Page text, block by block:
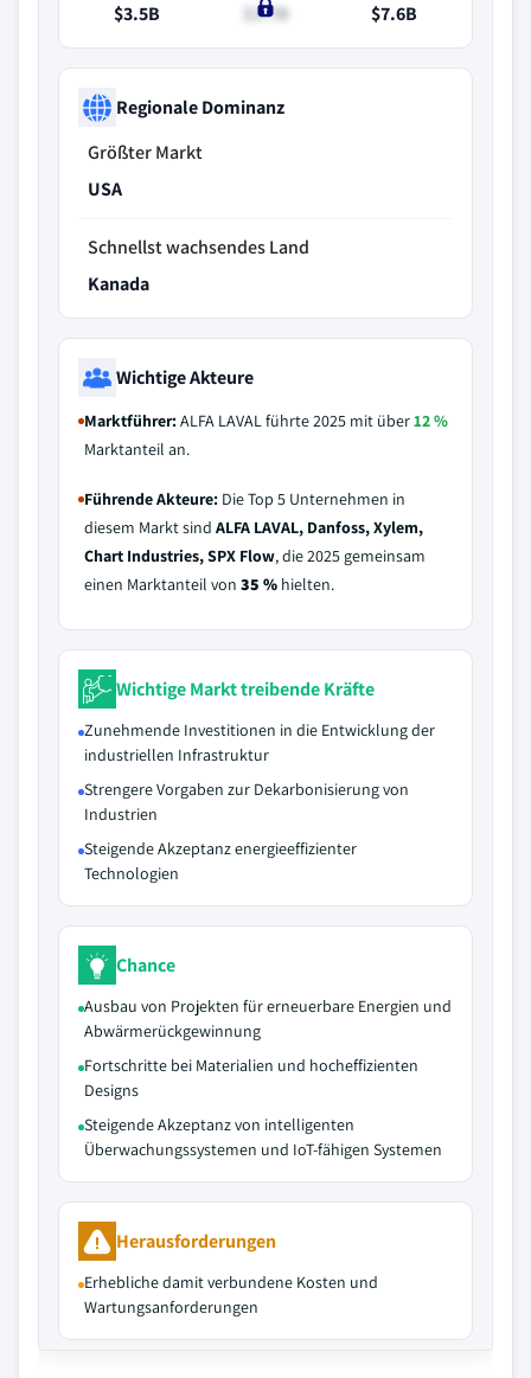
$3.5B
$3.7B
$7.6B
Regionale Dominanz
Größter Markt
USA
Schnellst wachsendes Land
Kanada
Wichtige Akteure
Marktführer:ALFA LAVAL führte 2025 mit über12 %
Marktanteil an.
Führende Akteure: Die Top 5 Unternehmen in
diesem Markt sind ALFA LAVAL, Danfoss, Xylem,
Chart Industries, SPX Flow, die 2025 gemeinsam
einen Marktanteil von 35 % hielten.
Wichtige Markt treibende Kräfte
Zunehmende Investitionen in die Entwicklung der
industriellen Infrastruktur
Strengere Vorgaben zur Dekarbonisierung von
Industrien
Steigende Akzeptanz energieeffizienter
Technologien
Chance
Ausbau von Projekten für erneuerbare Energien und
Abwärmerückgewinnung
Fortschritte bei Materialien und hocheffizienten
Designs
Steigende Akzeptanz von intelligenten
Überwachungssystemen und IoT-fähigen Systemen
Herausforderungen
Erhebliche damit verbundene Kosten und
Wartungsanforderungen